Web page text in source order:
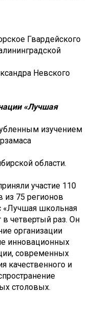
Гвардейского
Невского
«Лучшая
изучением
области.
участие 110
75 регионов
«Лучшая школьная
в четвертый раз. Он
организации
инновационных
современных
качественного и
столовых.